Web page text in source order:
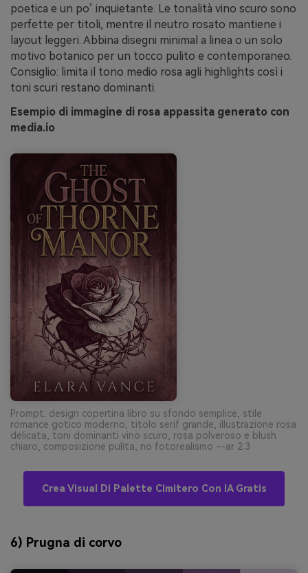
poetica e un po’ inquietante. Le tonalità vino scuro sono
perfette per titoli, mentre il neutro rosato mantiene i
layout leggeri. Abbina disegni minimal a linea o un solo
motivo botanico per un tocco pulito e contemporaneo.
Consiglio: limita il tono medio rosa agli highlights così i
toni scuri restano dominanti.
Esempio di immagine di rosa appassita generato con
media.io
Prompt: design copertina libro su sfondo semplice, stile
romance gotico moderno, titolo serif grande, illustrazione rosa
delicata, toni dominanti vino scuro, rosa polveroso e blush
chiaro, composizione pulita, no fotorealismo --ar 2:3
Crea Visual Di Palette Cimitero Con IA Gratis
6) Prugna di corvo